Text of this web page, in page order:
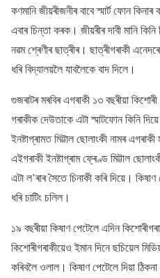
কণমানি জীয়ৰীজনীৰ বাবে স্মাৰ্ট ফোন
এবাৰ চিন্তা কৰক। জীয়ৰীৰ দাবী মানি
নৱম শ্ৰেণীৰ ছাত্ৰীৰ। ছাত্ৰীগৰাকী
ধৰি বিদ্যালয়লৈ যাবলৈকে বাদ দিলে।
গুজৰাটৰ মৰবিৰ এগৰাকী ১৩ বছৰীয়া
গৰাকীক দেউতাকে এটা স্মাটফোন কিনি
ইনষ্টাগ্ৰামত মিট্টাল ছোলাংকী নামৰ
এইগৰাকী ইনষ্টাগ্ৰাম ফ্ৰেণ্ড মিট্টাল
এটা ল’ৰাৰ সৈতে চিনাকী কৰি দিয়ে।
ধৰি চাটিং চলিল।
১৯ বছৰীয়া কিষাণ পেটেলে এদিন
কিশোৰীগৰাকীয়েও ইমান দিনে ছচিয়েল
কৰিবলৈ ওলাল। কিষাণ পেটেলে দিয়া